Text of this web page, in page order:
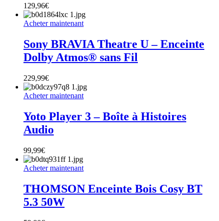
129,96€
Acheter maintenant
Sony BRAVIA Theatre U – Enceinte
Dolby Atmos® sans Fil
229,99€
Acheter maintenant
Yoto Player 3 – Boîte à Histoires
Audio
99,99€
Acheter maintenant
THOMSON Enceinte Bois Cosy BT
5.3 50W